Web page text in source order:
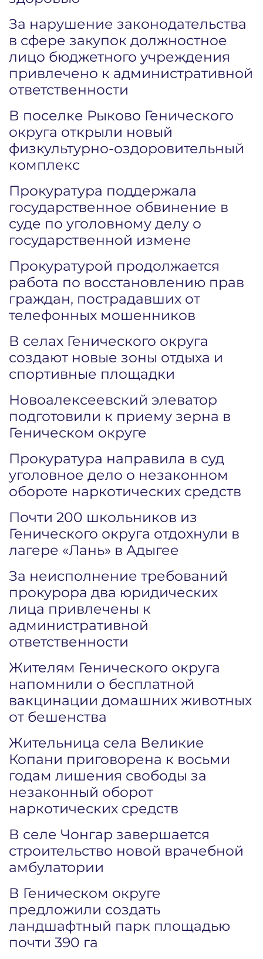
За нарушение законодательства
в сфере закупок должностное
лицо бюджетного учреждения
привлечено к административной
ответственности
В поселке Рыково Генического
округа открыли новый
физкультурно-оздоровительный
комплекс
Прокуратура поддержала
государственное обвинение в
суде по уголовному делу о
государственной измене
Прокуратурой продолжается
работа по восстановлению прав
граждан, пострадавших от
телефонных мошенников
В селах Генического округа
создают новые зоны отдыха и
спортивные площадки
Новоалексеевский элеватор
подготовили к приему зерна в
Геническом округе
Прокуратура направила в суд
уголовное дело о незаконном
обороте наркотических средств
Почти 200 школьников из
Генического округа отдохнули в
лагере «Лань» в Адыгее
За неисполнение требований
прокурора два юридических
лица привлечены к
административной
ответственности
Жителям Генического округа
напомнили о бесплатной
вакцинации домашних животных
от бешенства
Жительница села Великие
Копани приговорена к восьми
годам лишения свободы за
незаконный оборот
наркотических средств
В селе Чонгар завершается
строительство новой врачебной
амбулатории
В Геническом округе
предложили создать
ландшафтный парк площадью
почти 390 га